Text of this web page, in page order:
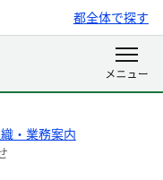
都全体で探す
・業務案内